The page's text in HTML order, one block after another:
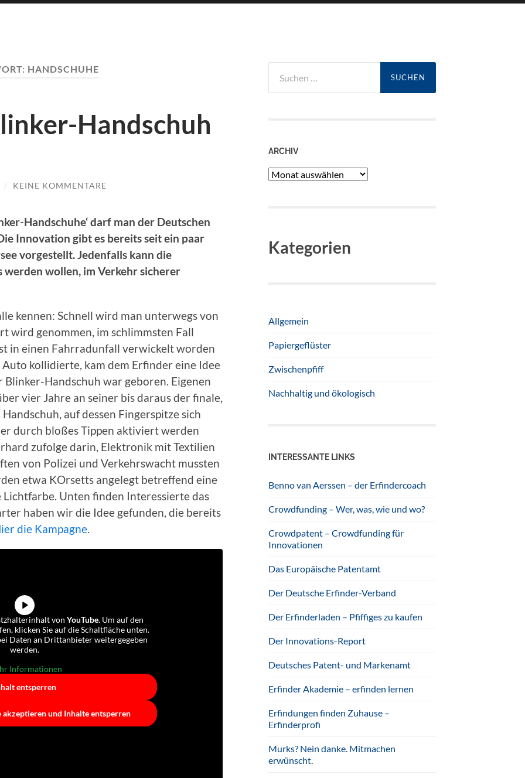
HANDSCHUHE
Handschuh
/ KEINE KOMMENTARE
Handschuhe‘ darf man der Deutschen
Innovation gibt es bereits seit ein paar
vorgestellt. Jedenfalls kann die
werden wollen, im Verkehr sicherer
kennen: Schnell wird man unterwegs von
wird genommen, im schlimmsten Fall
in einen Fahrradunfall verwickelt worden
kollidierte, kam dem Erfinder eine Idee
Blinker-Handschuh war geboren. Eigenen
vier Jahre an seiner bis daraus der finale,
auf dessen Fingerspitze sich
durch bloßes Tippen aktiviert werden
zufolge darin, Elektronik mit Textilien
von Polizei und Verkehrswacht mussten
etwa KOrsetts angelegt betreffend eine
Unten finden Interessierte das
haben wir die Idee gefunden, die bereits
die Kampagne.
von YouTube. Um auf den
klicken Sie auf die Schaltfläche unten.
Daten an Drittanbieter weitergegeben
werden.
Informationen
entsperren
und Inhalte entsperren
nach:
ARCHIV
Archiv
Kategorien
Allgemein
Papiergeflüster
Zwischenpfiff
Nachhaltig und ökologisch
INTERESSANTE LINKS
Benno van Aerssen – der Erfindercoach
Crowdfunding – Wer, was, wie und wo?
Crowdpatent – Crowdfunding für
Innovationen
Das Europäische Patentamt
Der Deutsche Erfinder-Verband
Der Erfinderladen – Pfiffiges zu kaufen
Der Innovations-Report
Deutsches Patent- und Markenamt
Erfinder Akademie – erfinden lernen
Erfindungen finden Zuhause –
Erfinderprofi
Murks? Nein danke. Mitmachen
erwünscht.